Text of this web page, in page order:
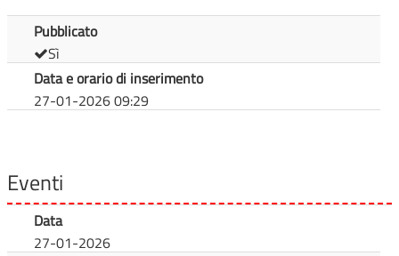
Pubblicato
Sì
Data e orario di inserimento
27-01-2026 09:29
Eventi
Data
27-01-2026